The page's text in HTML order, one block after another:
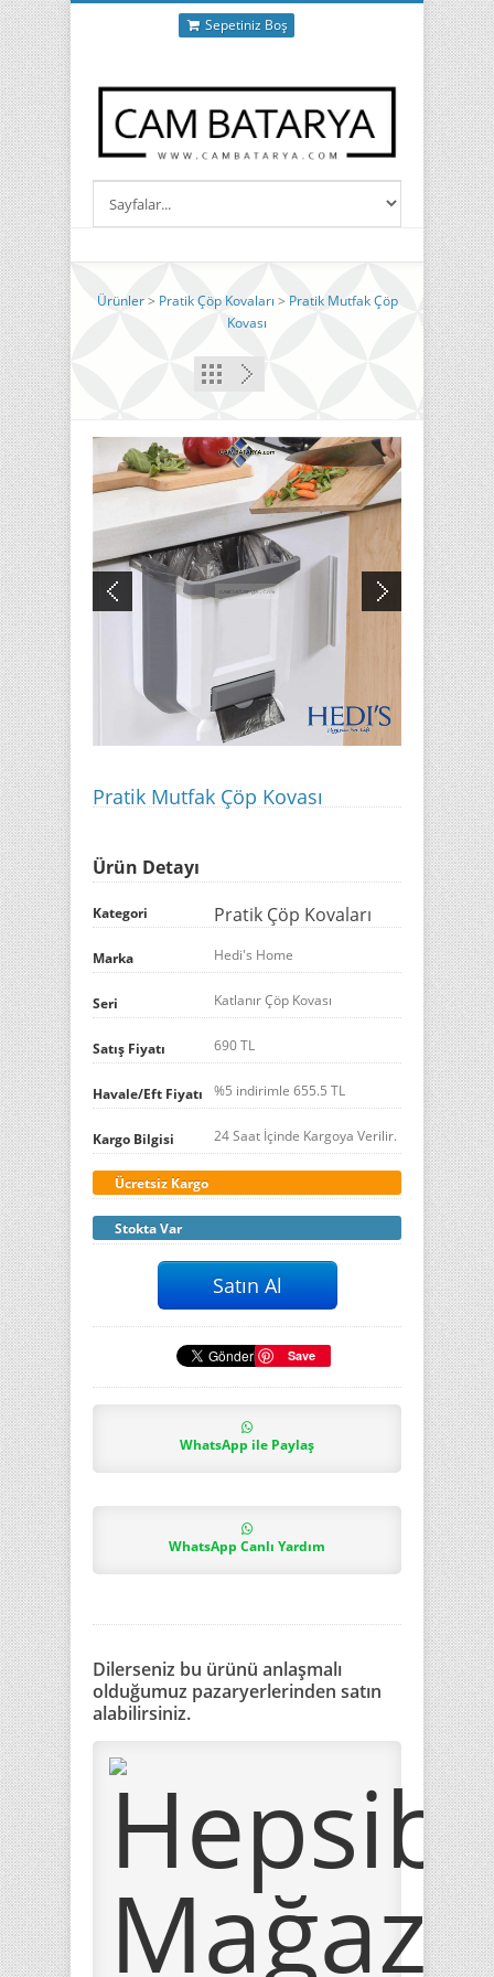
Sepetiniz Boş
Ürünler> Pratik Çöp Kovaları > Pratik Mutfak Çöp
Kovası
Pratik Mutfak Çöp Kovası
Ürün Detayı
Kategori Pratik Çöp Kovaları
Marka Hedi's Home
Seri Katlanır Çöp Kovası
Satış Fiyatı 690 TL
Havale/Eft Fiyatı %5 indirimle 655.5 TL
Kargo Bilgisi 24 Saat İçinde Kargoya Verilir.
Ücretsiz Kargo
Stokta Var
Save
WhatsApp ile Paylaş
WhatsApp Canlı Yardım
Dilerseniz bu ürünü anlaşmalı
olduğumuz pazaryerlerinden satın
alabilirsiniz.